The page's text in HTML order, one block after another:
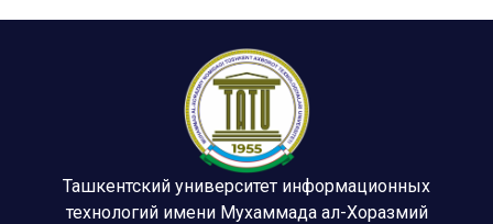
Ташкентский университет информационных
технологий имени Мухаммада ал-Хоразмий